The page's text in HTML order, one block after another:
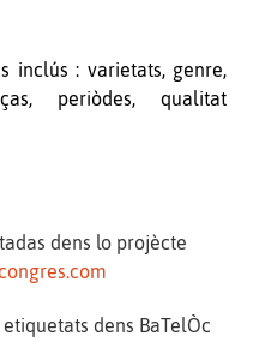
inclús : varietats, genre,
periòdes, qualitat
dens lo projècte
dens BaTelÒc